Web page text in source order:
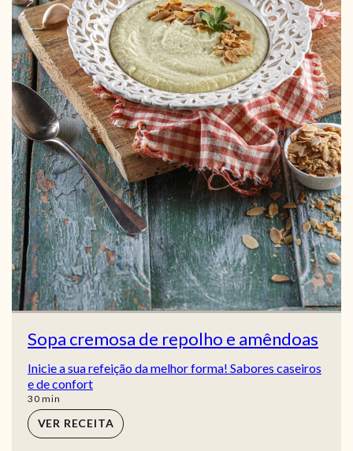
Sopa cremosa de repolho e amêndoas
Inicie a sua refeição da melhor forma! Sabores caseiros
e de confort
30min
min
VER RECEITA